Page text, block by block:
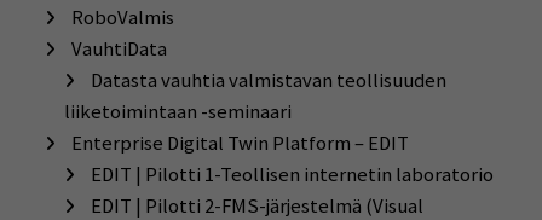
RoboValmis
VauhtiData
Datasta vauhtia valmistavan teollisuuden
liiketoimintaan -seminaari
Enterprise Digital Twin Platform – EDIT
EDIT | Pilotti 1-Teollisen internetin laboratorio
EDIT | Pilotti 2-FMS-järjestelmä (Visual